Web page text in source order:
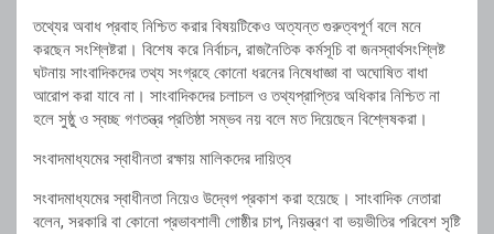
তথ্যের অবাধ প্রবাহ নিশ্চিত করার বিষয়টিকেও অত্যন্ত গুরুত্বপূর্ণ বলে মনে
করছেন সংশ্লিষ্টরা। বিশেষ করে নির্বাচন, রাজনৈতিক কর্মসূচি বা জনস্বার্থসংশ্লিষ্ট
ঘটনায় সাংবাদিকদের তথ্য সংগ্রহে কোনো ধরনের নিষেধাজ্ঞা বা অঘোষিত বাধা
আরোপ করা যাবে না। সাংবাদিকদের চলাচল ও তথ্যপ্রাপ্তির অধিকার নিশ্চিত না
হলে সুষ্ঠু ও স্বচ্ছ গণতন্ত্র প্রতিষ্ঠা সম্ভব নয় বলে মত দিয়েছেন বিশ্লেষকরা।
সংবাদমাধ্যমের স্বাধীনতা রক্ষায় মালিকদের দায়িত্ব
সংবাদমাধ্যমের স্বাধীনতা নিয়েও উদ্বেগ প্রকাশ করা হয়েছে। সাংবাদিক নেতারা
বলেন, সরকারি বা কোনো প্রভাবশালী গোষ্ঠীর চাপ, নিয়ন্ত্রণ বা ভয়ভীতির পরিবেশ সৃষ্টি